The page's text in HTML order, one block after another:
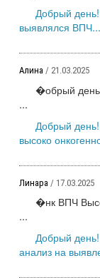
Добрый день!
выявлялся ВПЧ...
Алина / 21.03.2025
�обрый день
...
Добрый
высоко
Линара / 17.03.2025
�нк ВПЧ
...
Добрый
анализ на